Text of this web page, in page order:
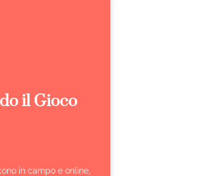
il Gioco
in campo e online,